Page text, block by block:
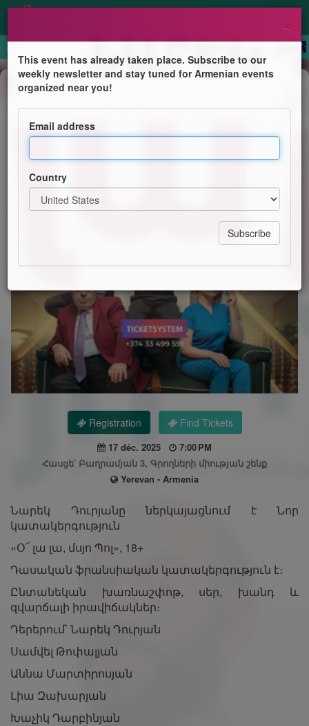
Theater
«Օ՜ լա լա, մսյո Պոլ»
Ticketsystem.am
Registration Find Tickets
17 déc. 2025
7:00 PM
Հասցե՝ Բաղրամյան 3, Գրողների միության շենք
Yerevan - Armenia
Նարեկ Դուրյանը ներկայացնում է Նոր
կատակերգություն
«Օ՜ լա լա, մսյո Պոլ», 18+
Դասական ֆրանսիական կատակերգություն է։
Ընտանեկան խառնաշփոթ, սեր, խանդ և
զվարճալի իրավիճակներ։
Դերերում՝ Նարեկ Դուրյան
Սամվել Թոփալյան
Աննա Մարտիրոսյան
Լիա Զախարյան
Խաչիկ Դարբինյան
×
This event has already taken place. Subscribe to our
weekly newsletter and stay tuned for Armenian events
organized near you!
Email address
Country